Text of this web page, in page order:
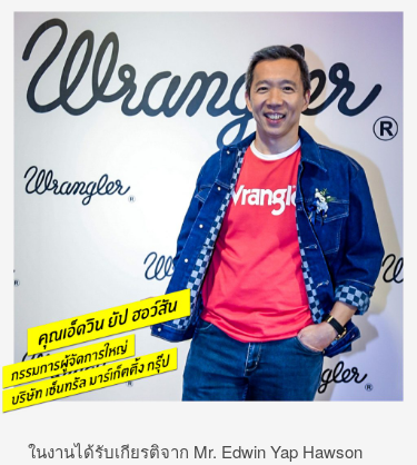
ในงานได้รับเกียรติจาก Mr. Edwin Yap Hawson